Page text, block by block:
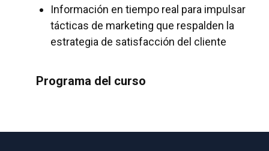
Información en tiempo real para impulsar
tácticas de marketing que respalden la
estrategia de satisfacción del cliente
Programa del curso